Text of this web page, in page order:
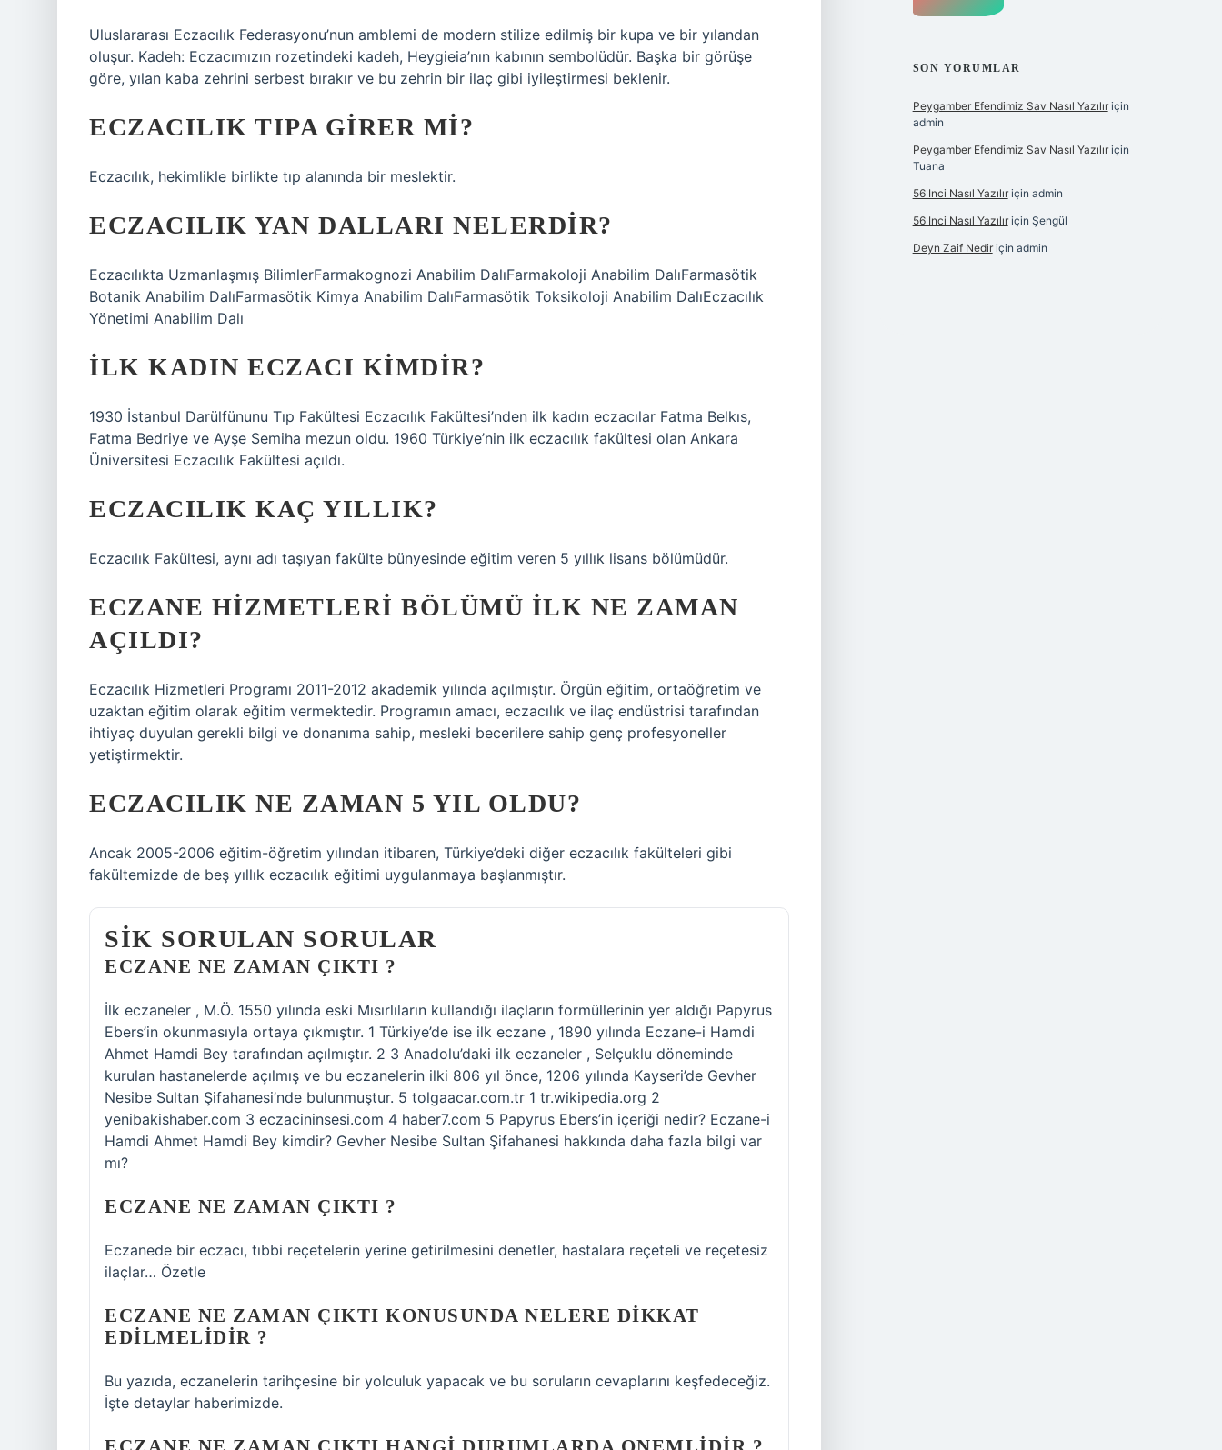
Uluslararası Eczacılık Federasyonu’nun amblemi de modern stilize edilmiş bir kupa ve bir yılandan
oluşur. Kadeh: Eczacımızın rozetindeki kadeh, Heygieia’nın kabının sembolüdür. Başka bir görüşe
göre, yılan kaba zehrini serbest bırakır ve bu zehrin bir ilaç gibi iyileştirmesi beklenir.
ECZACILIK TIPA GIRER MI?
Eczacılık, hekimlikle birlikte tıp alanında bir meslektir.
ECZACILIK YAN DALLARI NELERDIR?
Eczacılıkta Uzmanlaşmış BilimlerFarmakognozi Anabilim DalıFarmakoloji Anabilim DalıFarmasötik
Botanik Anabilim DalıFarmasötik Kimya Anabilim DalıFarmasötik Toksikoloji Anabilim DalıEczacılık
Yönetimi Anabilim Dalı
İLK KADIN ECZACI KIMDIR?
1930 İstanbul Darülfünunu Tıp Fakültesi Eczacılık Fakültesi’nden ilk kadın eczacılar Fatma Belkıs,
Fatma Bedriye ve Ayşe Semiha mezun oldu. 1960 Türkiye’nin ilk eczacılık fakültesi olan Ankara
Üniversitesi Eczacılık Fakültesi açıldı.
ECZACILIK KAÇ YILLIK?
Eczacılık Fakültesi, aynı adı taşıyan fakülte bünyesinde eğitim veren 5 yıllık lisans bölümüdür.
ECZANE HIZMETLERI BÖLÜMÜ ILK NE ZAMAN
AÇILDI?
Eczacılık Hizmetleri Programı 2011-2012 akademik yılında açılmıştır. Örgün eğitim, ortaöğretim ve
uzaktan eğitim olarak eğitim vermektedir. Programın amacı, eczacılık ve ilaç endüstrisi tarafından
ihtiyaç duyulan gerekli bilgi ve donanıma sahip, mesleki becerilere sahip genç profesyoneller
yetiştirmektir.
ECZACILIK NE ZAMAN 5 YIL OLDU?
Ancak 2005-2006 eğitim-öğretim yılından itibaren, Türkiye’deki diğer eczacılık fakülteleri gibi
fakültemizde de beş yıllık eczacılık eğitimi uygulanmaya başlanmıştır.
SIK SORULAN SORULAR
ECZANE NE ZAMAN ÇIKTI ?
İlk eczaneler , M.Ö. 1550 yılında eski Mısırlıların kullandığı ilaçların formüllerinin yer aldığı Papyrus
Ebers’in okunmasıyla ortaya çıkmıştır. 1 Türkiye’de ise ilk eczane , 1890 yılında Eczane-i Hamdi
Ahmet Hamdi Bey tarafından açılmıştır. 2 3 Anadolu’daki ilk eczaneler , Selçuklu döneminde
kurulan hastanelerde açılmış ve bu eczanelerin ilki 806 yıl önce, 1206 yılında Kayseri’de Gevher
Nesibe Sultan Şifahanesi’nde bulunmuştur. 5 tolgaacar.com.tr 1 tr.wikipedia.org 2
yenibakishaber.com 3 eczacininsesi.com 4 haber7.com 5 Papyrus Ebers’in içeriği nedir? Eczane-i
Hamdi Ahmet Hamdi Bey kimdir? Gevher Nesibe Sultan Şifahanesi hakkında daha fazla bilgi var
mı?
ECZANE NE ZAMAN ÇIKTI ?
Eczanede bir eczacı, tıbbi reçetelerin yerine getirilmesini denetler, hastalara reçeteli ve reçetesiz
ilaçlar… Özetle
ECZANE NE ZAMAN ÇIKTI KONUSUNDA NELERE DIKKAT
EDILMELIDIR ?
Bu yazıda, eczanelerin tarihçesine bir yolculuk yapacak ve bu soruların cevaplarını keşfedeceğiz.
İşte detaylar haberimizde.
SON YORUMLAR
Peygamber Efendimiz Sav Nasıl Yazılıriçin
admin
Peygamber Efendimiz Sav Nasıl Yazılıriçin
Tuana
56 Inci Nasıl Yazılıriçin admin
56 Inci Nasıl Yazılıriçin Şengül
Deyn Zaif Nediriçin admin